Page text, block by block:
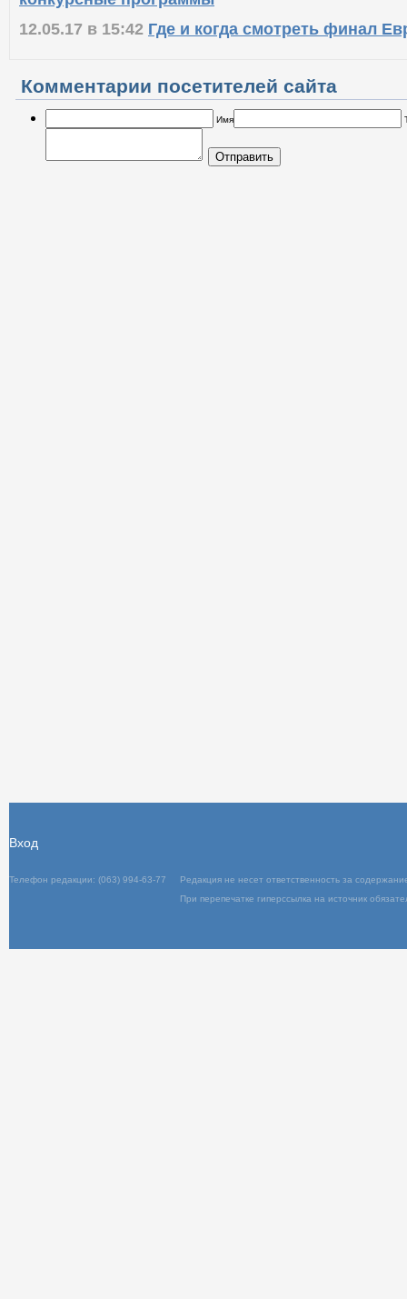
12.05.17 в 15:42 Где и когда смотреть финал
Комментарии посетителей сайта
Имя
Отправить
Телефон редакции: (063) 994-63-77
При